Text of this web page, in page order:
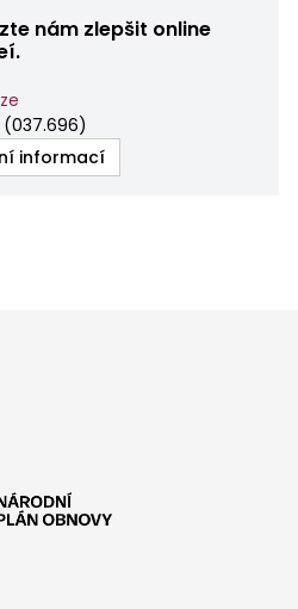
nám zlepšit online
(037.696)
informací